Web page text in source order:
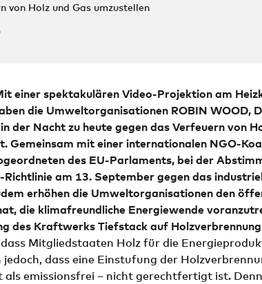
von Holz und Gas umzustellen
einer spektakulärenVideo-Projektionam
die Umweltorganisationen ROBIN WOOD,
in der Nacht zu heute gegen das Verfeuern von
Gemeinsam mit einer internationalen NGO-
des EU-Parlaments, bei der
am 13. September gegen das
erhöhendie Umweltorganisationenden
, die klimafreundliche Energiewende
des Kraftwerks Tiefstack auf
Mitgliedstaaten Holz für die
dass eine Einstufung der
als emissionsfrei – nicht gerechtfertigt ist.